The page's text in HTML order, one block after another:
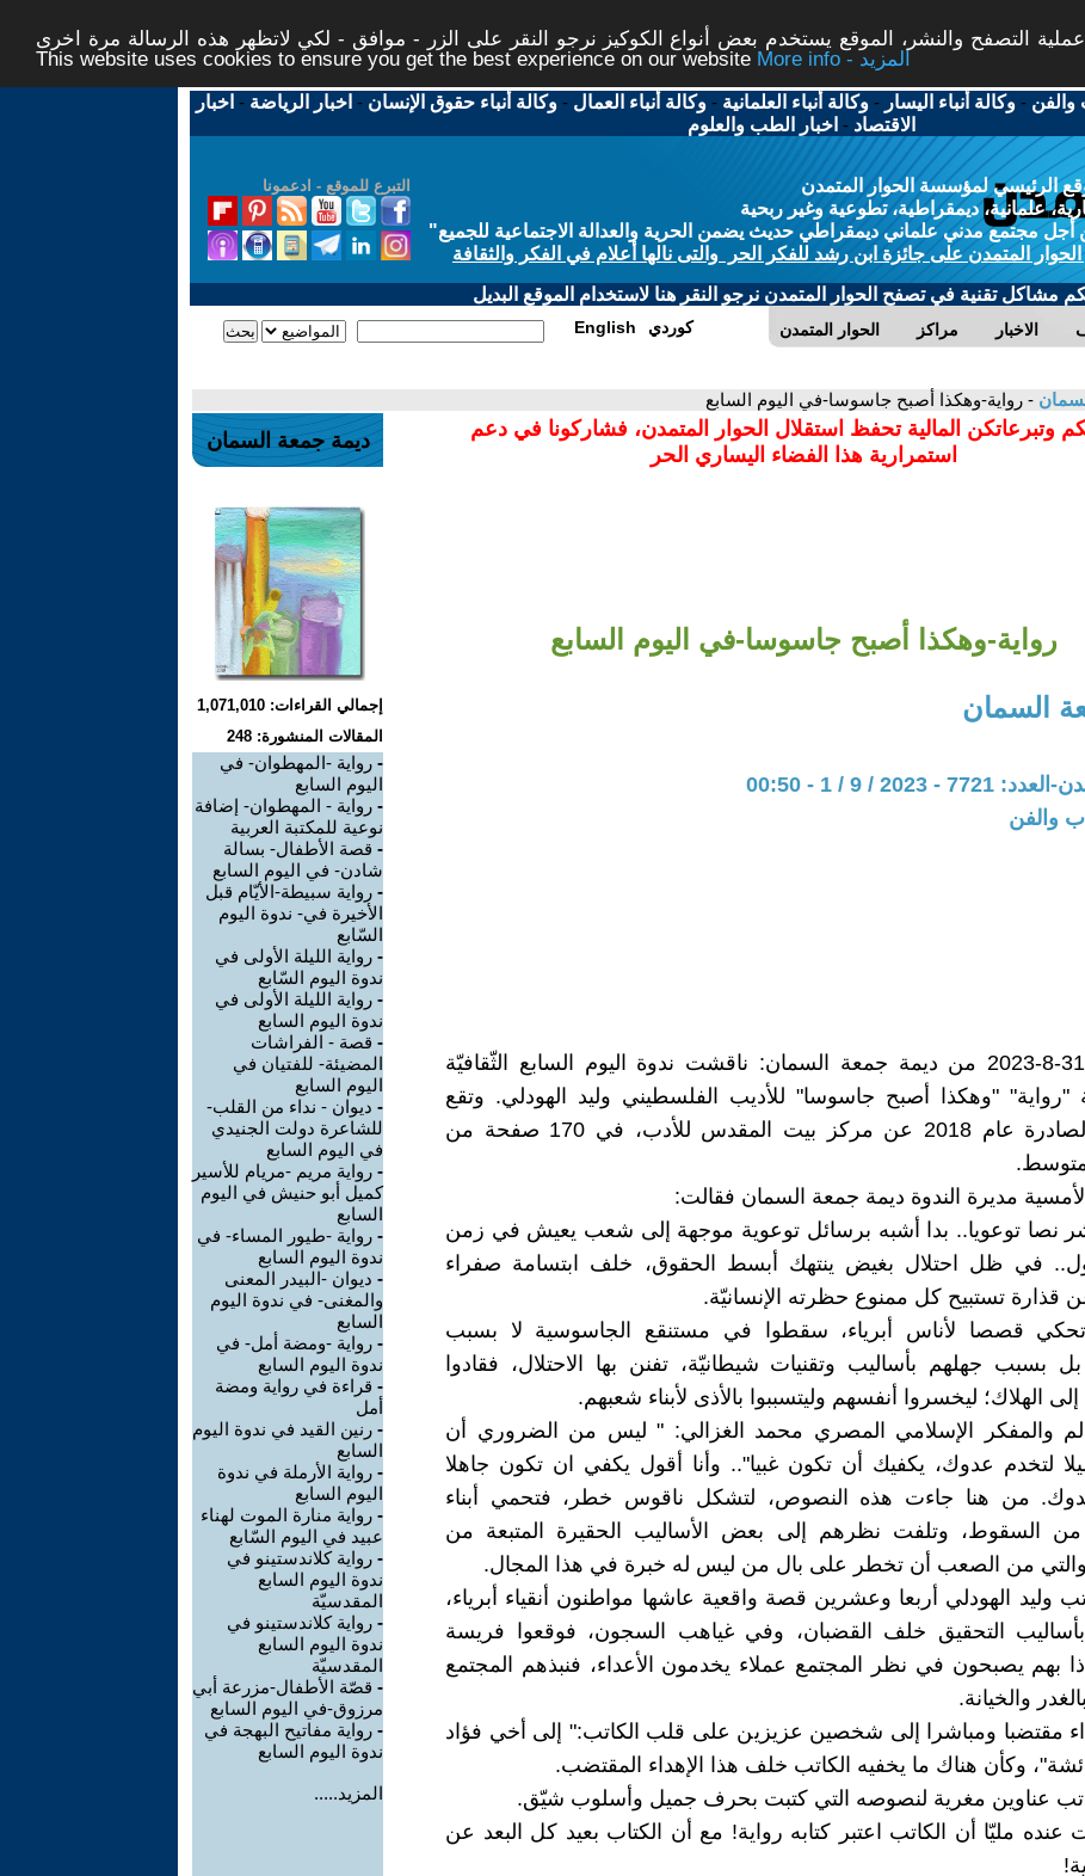
التصفح والنشر، الموقع يستخدم بعض أنواع الكوكيز نرجو النقر على الزر - موافق - لكي لاتظهر هذه الرسالة مرة اخرى -
This website uses cookies to ensure you get the best experience on our website
More info - المزيد
والفن -وكالة أنباء اليسار -وكالة أنباء العلمانية -وكالة أنباء العمال -وكالة أنباء حقوق الإنسان - اخبار الرياضة - اخبار
الاقتصاد - اخبار الطب والعلوم
التبرع للموقع - ادعمونا
الرئيسي لمؤسسة الحوار المتمدن
علمانية، ديمقراطية، تطوعية وغير ربحية
مجتمع مدني علماني ديمقراطي حديث يضمن الحرية والعدالة الاجتماعية للجميع"
المتمدن على جائزة ابن رشد للفكر الحر والتى نالها أعلام في الفكر والثقافة
مشاكل تقنية في تصفح الحوار المتمدن نرجو النقر هنا لاستخدام الموقع البديل
الحوار المتمدن مراكز الاخبار English كوردي
- رواية-وهكذا أصبح جاسوسا-في اليوم السابع
وتبرعاتكن المالية تحفظ استقلال الحوار المتمدن، فشاركونا في دعم
استمرارية هذا الفضاء اليساري الحر
رواية-وهكذا أصبح جاسوسا-في اليوم السابع
السمان
- 2023 / 9 / 1 - 00:50
والفن
القدس: 31-8-2023 من ديمة جمعة السمان: ناقشت ندوة اليوم السابع الثّقافيّة
"رواية" "وهكذا أصبح جاسوسا" للأديب الفلسطيني وليد الهودلي. وتقع
الرواية الصادرة عام 2018 عن مركز بيت المقدس للأدب، في 170 صفحة من
مديرة الندوة ديمة جمعة السمان فقالت:
نصا توعويا.. بدا أشبه برسائل توعوية موجهة إلى شعب يعيش في زمن
في ظل احتلال بغيض ينتهك أبسط الحقوق، خلف ابتسامة صفراء
تستبيح كل ممنوع حظرته الإنسانيّة.
قصصا لأناس أبرياء، سقطوا في مستنقع الجاسوسية لا بسبب
بل بسبب جهلهم بأساليب وتقنيات شيطانيّة، تفنن بها الاحتلال، فقادوا
الهلاك؛ ليخسروا أنفسهم وليتسببوا بالأذى لأبناء شعبهم.
والمفكر الإسلامي المصري محمد الغزالي: " ليس من الضروري أن
لتخدم عدوك، يكفيك أن تكون غبيا".. وأنا أقول يكفي ان تكون جاهلا
من هنا جاءت هذه النصوص، لتشكل ناقوس خطر، فتحمي أبناء
من السقوط، وتلفت نظرهم إلى بعض الأساليب الحقيرة المتبعة من
والتي من الصعب أن تخطر على بال من ليس له خبرة في هذا المجال.
وليد الهودلي أربعا وعشرين قصة واقعية عاشها مواطنون أنقياء أبرياء،
التحقيق خلف القضبان، وفي غياهب السجون، فوقعوا فريسة
بهم يصبحون في نظر المجتمع عملاء يخدمون الأعداء، فنبذهم المجتمع
والخيانة.
مقتضبا ومباشرا إلى شخصين عزيزين على قلب الكاتب:" إلى أخي فؤاد
وكأن هناك ما يخفيه الكاتب خلف هذا الإهداء المقتضب.
عناوين مغرية لنصوصه التي كتبت بحرف جميل وأسلوب شيّق.
عنده مليّا أن الكاتب اعتبر كتابه رواية! مع أن الكتاب بعيد كل البعد عن
ديمة جمعة السمان
إجمالي القراءات: 1,071,010
المقالات المنشورة: 248
- رواية -المهطوان- في
اليوم السابع
- رواية - المهطوان- إضافة
نوعية للمكتبة العربية
- قصة الأطفال- بسالة
شادن- في اليوم السابع
- رواية سبيطة-الأيّام قبل
الأخيرة في- ندوة اليوم
السّابع
- رواية الليلة الأولى في
ندوة اليوم السّابع
- رواية الليلة الأولى في
ندوة اليوم السابع
- قصة - الفراشات
المضيئة- للفتيان في
اليوم السابع
- ديوان - نداء من القلب-
للشاعرة دولت الجنيدي
في اليوم السابع
- رواية مريم -مريام للأسير
كميل أبو حنيش في اليوم
السابع
- رواية -طيور المساء- في
ندوة اليوم السابع
- ديوان -البيدر المعنى
والمغنى- في ندوة اليوم
السابع
- رواية -ومضة أمل- في
ندوة اليوم السابع
- قراءة في رواية ومضة
أمل
- رنين القيد في ندوة اليوم
السابع
- رواية الأرملة في ندوة
اليوم السابع
- رواية منارة الموت لهناء
عبيد في اليوم السّابع
- رواية كلاندستينو في
ندوة اليوم السابع
المقدسيّة
- رواية كلاندستينو في
ندوة اليوم السابع
المقدسيّة
- قصّة الأطفال-مزرعة أبي
مرزوق-في اليوم السابع
- رواية مفاتيح البهجة في
ندوة اليوم السابع
المزيد.....